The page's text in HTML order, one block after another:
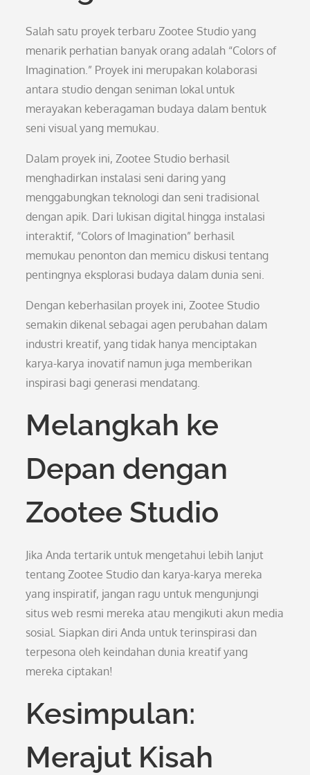
Salah satu proyek terbaru Zootee Studio yang
menarik perhatian banyak orang adalah “Colors of
Imagination.” Proyek ini merupakan kolaborasi
antara studio dengan seniman lokal untuk
merayakan keberagaman budaya dalam bentuk
seni visual yang memukau.
Dalam proyek ini, Zootee Studio berhasil
menghadirkan instalasi seni daring yang
menggabungkan teknologi dan seni tradisional
dengan apik. Dari lukisan digital hingga instalasi
interaktif, “Colors of Imagination” berhasil
memukau penonton dan memicu diskusi tentang
pentingnya eksplorasi budaya dalam dunia seni.
Dengan keberhasilan proyek ini, Zootee Studio
semakin dikenal sebagai agen perubahan dalam
industri kreatif, yang tidak hanya menciptakan
karya-karya inovatif namun juga memberikan
inspirasi bagi generasi mendatang.
Melangkah ke
Depan dengan
Zootee Studio
Jika Anda tertarik untuk mengetahui lebih lanjut
tentang Zootee Studio dan karya-karya mereka
yang inspiratif, jangan ragu untuk mengunjungi
situs web resmi mereka atau mengikuti akun media
sosial. Siapkan diri Anda untuk terinspirasi dan
terpesona oleh keindahan dunia kreatif yang
mereka ciptakan!
Kesimpulan:
Merajut Kisah